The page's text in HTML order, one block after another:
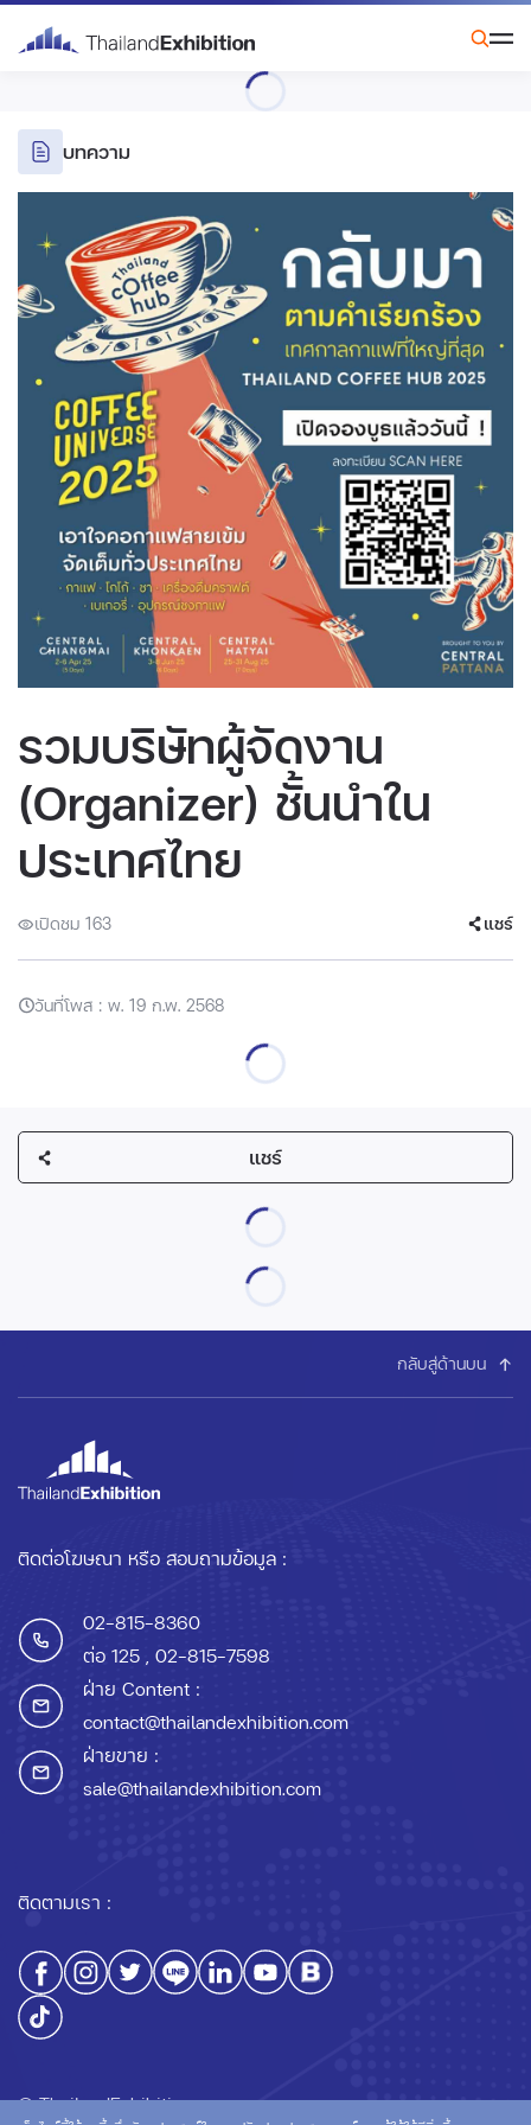
บทความ
รวมบริษัทผู้จัดงาน
(Organizer) ชั้นนำใน
ประเทศไทย
เปิดชม 163 แชร์
วันที่โพส : พ. 19 ก.พ. 2568
แชร์
กลับสู่ด้านบน
ติดต่อโฆษณา หรือ สอบถามข้อมูล :
02-815-8360
ต่อ 125 , 02-815-7598
ฝ่าย Content :
contact@thailandexhibition.com
ฝ่ายขาย :
sale@thailandexhibition.com
ติดตามเรา :
© ThailandExhibition.com